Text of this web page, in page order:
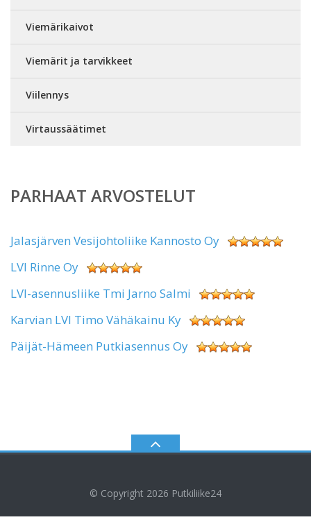
Viemärikaivot
Viemärit ja tarvikkeet
Viilennys
Virtaussäätimet
PARHAAT ARVOSTELUT
Jalasjärven Vesijohtoliike Kannosto Oy
LVI Rinne Oy
LVI-asennusliike Tmi Jarno Salmi
Karvian LVI Timo Vähäkainu Ky
Päijät-Hämeen Putkiasennus Oy
© Copyright 2026 Putkiliike24